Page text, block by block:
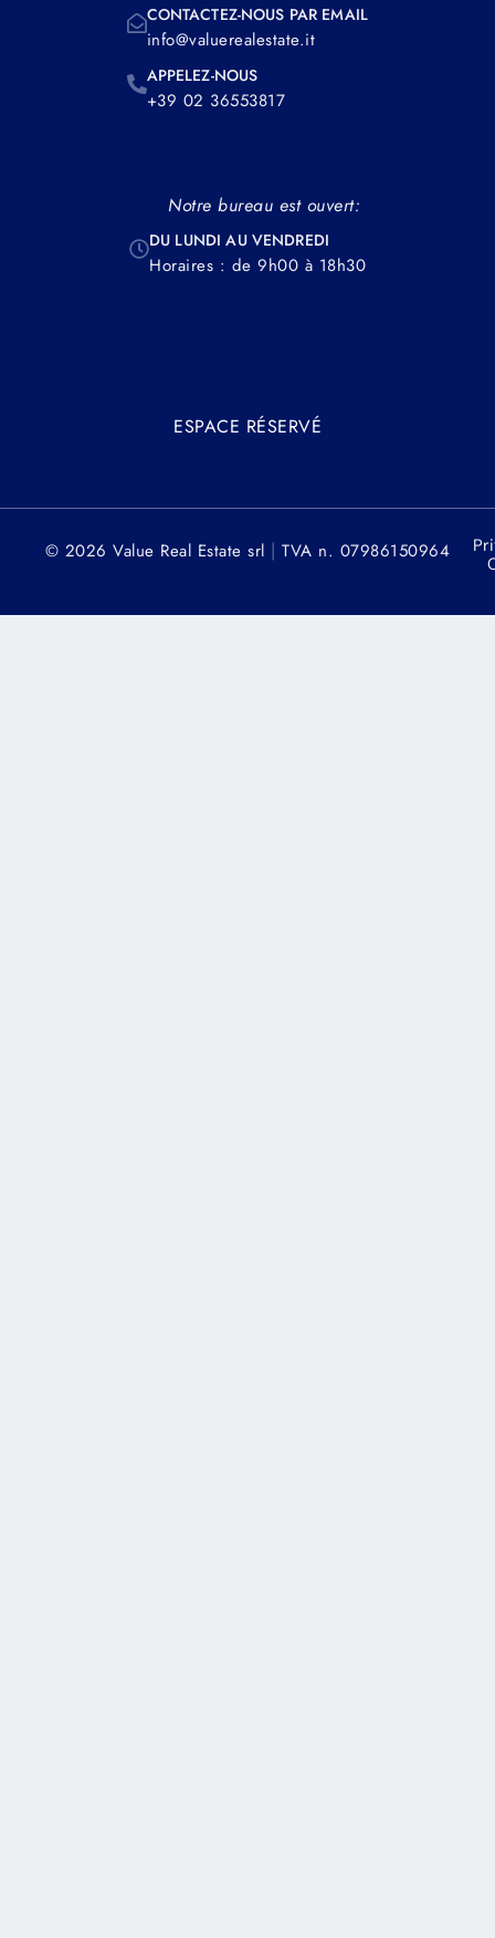
CONTACTEZ-NOUS PAR EMAIL
info@valuerealestate.it
APPELEZ-NOUS
+39 02 36553817
Notre bureau est ouvert:
DU LUNDI AU VENDREDI
Horaires : de 9h00 à 18h30
ESPACE RÉSERVÉ
© 2026 Value Real Estate srl | TVA n. 07986150964